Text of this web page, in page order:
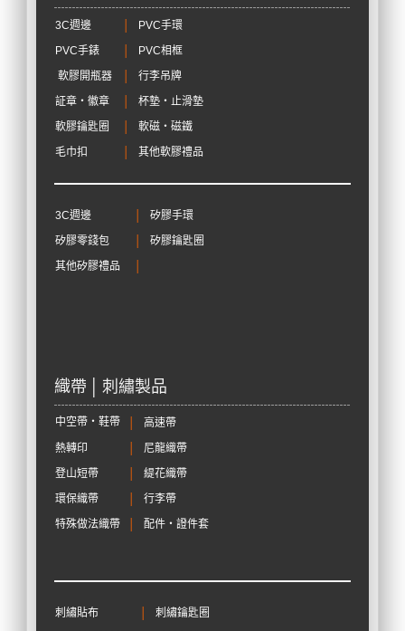
3C週邊
PVC手環
PVC手錶
PVC相框
軟膠開瓶器
行李吊牌
証章‧徽章
杯墊‧止滑墊
軟膠鑰匙圈
軟磁‧磁鐵
毛巾扣
其他軟膠禮品
3C週邊
矽膠手環
矽膠零錢包
矽膠鑰匙圈
其他矽膠禮品
織帶 │ 刺繡製品
中空帶‧鞋帶
高速帶
熱轉印
尼龍織帶
登山短帶
緹花織帶
環保織帶
行李帶
特殊做法織帶
配件‧證件套
刺繡貼布
刺繡鑰匙圈